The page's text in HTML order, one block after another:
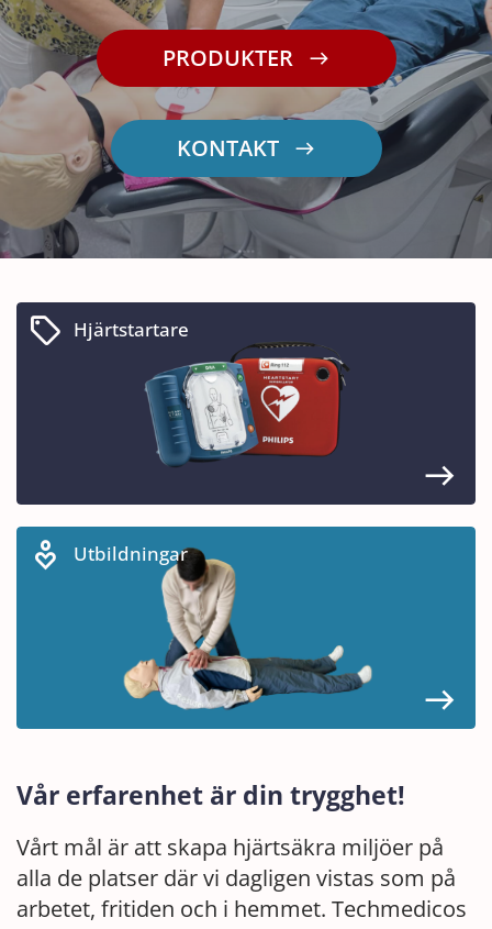
PRODUKTER
KONTAKT
Hjärtstartare
Utbildningar
Vår erfarenhet är din trygghet!
Vårt mål är att skapa hjärtsäkra miljöer på
alla de platser där vi dagligen vistas som på
arbetet, fritiden och i hemmet. Techmedicos